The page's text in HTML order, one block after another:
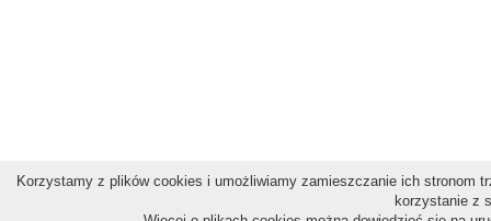
Korzystamy z plików cookies i umożliwiamy zamieszczanie ich stronom
korzystanie z